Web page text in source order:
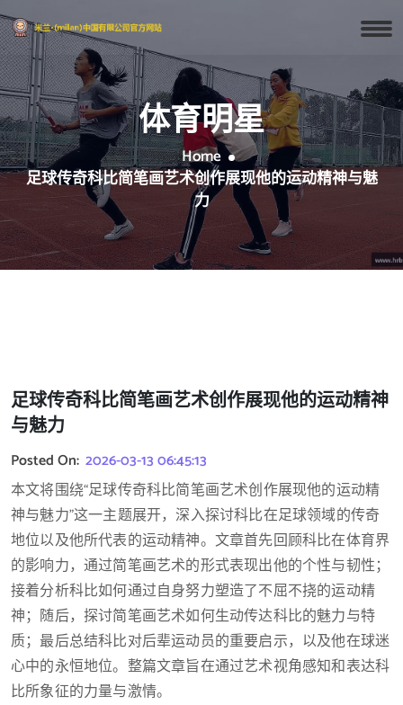
体育明星
Home
足球传奇科比简笔画艺术创作展现他的运动精神与魅
力
足球传奇科比简笔画艺术创作展现他的运动精神
与魅力
Posted On: 2026-03-13 06:45:13
本文将围绕“足球传奇科比简笔画艺术创作展现他的运动精
神与魅力”这一主题展开，深入探讨科比在足球领域的传奇
地位以及他所代表的运动精神。文章首先回顾科比在体育界
的影响力，通过简笔画艺术的形式表现出他的个性与韧性；
接着分析科比如何通过自身努力塑造了不屈不挠的运动精
神；随后，探讨简笔画艺术如何生动传达科比的魅力与特
质；最后总结科比对后辈运动员的重要启示，以及他在球迷
心中的永恒地位。整篇文章旨在通过艺术视角感知和表达科
比所象征的力量与激情。